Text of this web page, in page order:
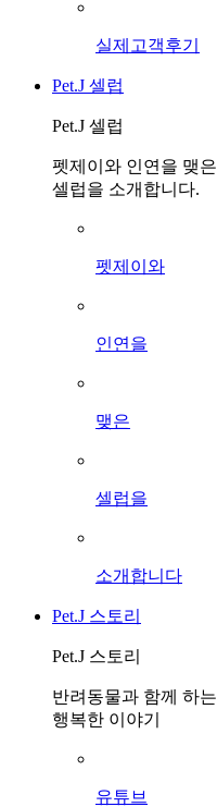
실제고객후기
Pet.J 셀럽
Pet.J 셀럽
펫제이와 인연을 맺은
셀럽을 소개합니다.
펫제이와
인연을
맺은
셀럽을
소개합니다
Pet.J 스토리
Pet.J 스토리
반려동물과 함께 하는
행복한 이야기
유튜브